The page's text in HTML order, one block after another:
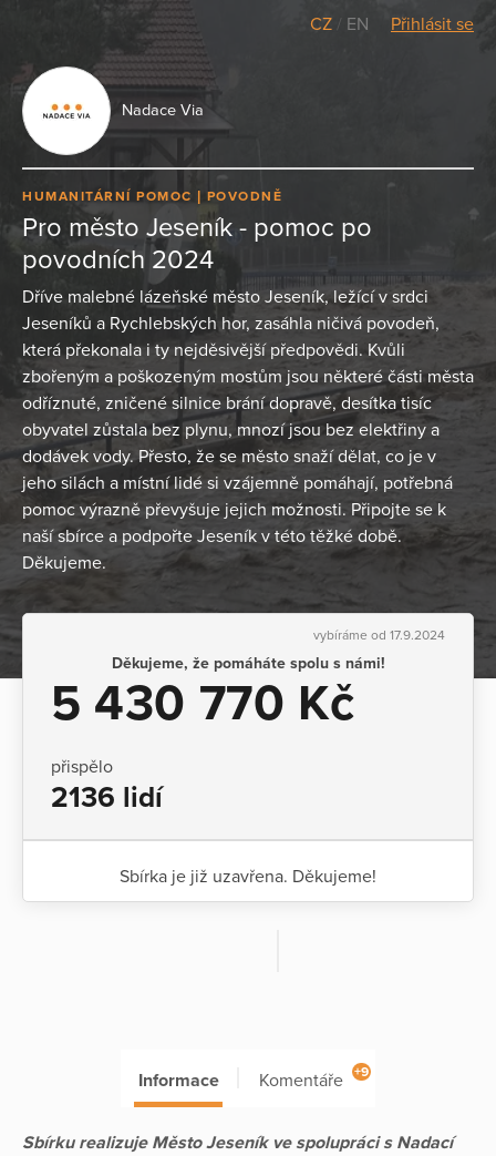
CZ / EN Přihlásit se
Nadace Via
HUMANITÁRNÍ POMOC POVODNĚ
Pro město Jeseník - pomoc po
povodních 2024
Dříve malebné lázeňské město Jeseník, ležící v srdci
Jeseníků a Rychlebských hor, zasáhla ničivá povodeň,
která překonala i ty nejděsivější předpovědi. Kvůli
zbořeným a poškozeným mostům jsou některé části města
odříznuté, zničené silnice brání dopravě, desítka tisíc
obyvatel zůstala bez plynu, mnozí jsou bez elektřiny a
dodávek vody. Přesto, že se město snaží dělat, co je v
jeho silách a místní lidé si vzájemně pomáhají, potřebná
pomoc výrazně převyšuje jejich možnosti. Připojte se k
naší sbírce a podpořte Jeseník v této těžké době.
Děkujeme.
vybíráme od 17.9.2024
Děkujeme, že pomáháte spolu s námi!
5 430 770 Kč
přispělo
2136 lidí
Sbírka je již uzavřena. Děkujeme!
Informace Komentáře +9
Sbírku realizuje Město Jeseník ve spolupráci s Nadací